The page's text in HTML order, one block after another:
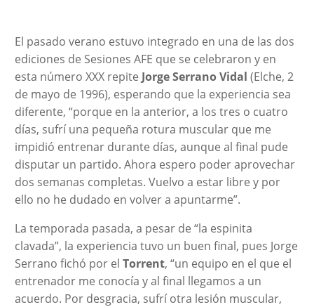
El pasado verano estuvo integrado en una de las dos
ediciones de Sesiones AFE que se celebraron y en
esta número XXX repite Jorge Serrano Vidal (Elche, 2
de mayo de 1996), esperando que la experiencia sea
diferente, “porque en la anterior, a los tres o cuatro
días, sufrí una pequeña rotura muscular que me
impidió entrenar durante días, aunque al final pude
disputar un partido. Ahora espero poder aprovechar
dos semanas completas. Vuelvo a estar libre y por
ello no he dudado en volver a apuntarme”.
La temporada pasada, a pesar de “la espinita
clavada”, la experiencia tuvo un buen final, pues Jorge
Serrano fichó por el Torrent, “un equipo en el que el
entrenador me conocía y al final llegamos a un
acuerdo. Por desgracia, sufrí otra lesión muscular,